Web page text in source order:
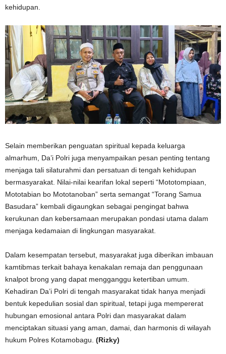
kehidupan.
Selain memberikan penguatan spiritual kepada keluarga
almarhum, Da’i Polri juga menyampaikan pesan penting tentang
menjaga tali silaturahmi dan persatuan di tengah kehidupan
bermasyarakat. Nilai-nilai kearifan lokal seperti “Mototompiaan,
Mototabian bo Mototanoban” serta semangat “Torang Samua
Basudara” kembali digaungkan sebagai pengingat bahwa
kerukunan dan kebersamaan merupakan pondasi utama dalam
menjaga kedamaian di lingkungan masyarakat.
Dalam kesempatan tersebut, masyarakat juga diberikan imbauan
kamtibmas terkait bahaya kenakalan remaja dan penggunaan
knalpot brong yang dapat mengganggu ketertiban umum.
Kehadiran Da’i Polri di tengah masyarakat tidak hanya menjadi
bentuk kepedulian sosial dan spiritual, tetapi juga mempererat
hubungan emosional antara Polri dan masyarakat dalam
menciptakan situasi yang aman, damai, dan harmonis di wilayah
hukum Polres Kotamobagu. (Rizky)